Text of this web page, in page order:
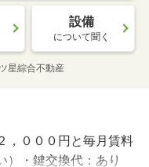
設備
について聞く
星綜合不動産
，０００円と毎月賃料
）・鍵交換代：あり